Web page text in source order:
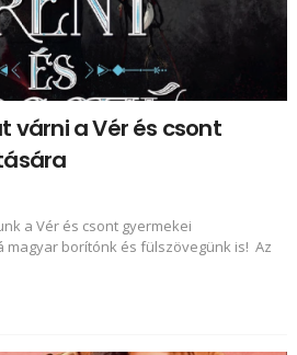
várni a Vér és csont
a Vér és csont gyermekei
borítónk és fülszövegünk is! Az